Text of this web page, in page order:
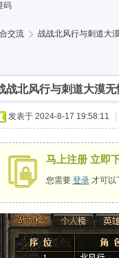
码
交流
›
战战北风行与刺道大
战北风行与刺道大漠
发表于 2024-8-17 19:58:11
马上注册 立即
您需要 登录才可以